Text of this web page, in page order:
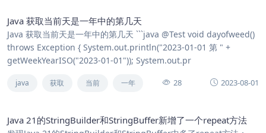
Java 获取当前天是一年中的第几天
Java 获取当前天是一年中的第几天 ```java @Test void dayofweed()
throws Exception { System.out.println("2023-01-01 第 " +
getWeekYearISO("2023-01-01")); System.out.pr
java 获取 当前 一年 28 2023-08-01
Java 21的StringBuilder和StringBuffer新增了一个repeat方法